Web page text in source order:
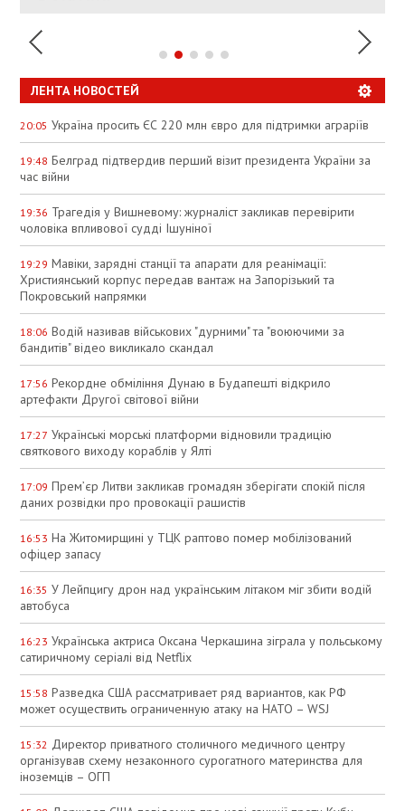
ЛЕНТА НОВОСТЕЙ
20:05 Україна просить ЄС 220 млн євро для підтримки аграріїв
19:48 Белград підтвердив перший візит президента України за
час війни
19:36 Трагедія у Вишневому: журналіст закликав перевірити
чоловіка впливової судді Ішуніної
19:29 Мавіки, зарядні станції та апарати для реанімації:
Християнський корпус передав вантаж на Запорізький та
Покровський напрямки
18:06 Водій називав військових "дурними" та "воюючими за
бандитів" відео викликало скандал
17:56 Рекордне обміління Дунаю в Будапешті відкрило
артефакти Другої світової війни
17:27 Українські морські платформи відновили традицію
святкового виходу кораблів у Ялті
17:09 Прем’єр Литви закликав громадян зберігати спокій після
даних розвідки про провокації рашистів
16:53 На Житомирщині у ТЦК раптово помер мобілізований
офіцер запасу
16:35 У Лейпцигу дрон над українським літаком міг збити водій
автобуса
16:23 Українська актриса Оксана Черкашина зіграла у польському
сатиричному серіалі від Netflix
15:58 Разведка США рассматривает ряд вариантов, как РФ
может осуществить ограниченную атаку на НАТО – WSJ
15:32 Директор приватного столичного медичного центру
організував схему незаконного сурогатного материнства для
іноземців – ОГП